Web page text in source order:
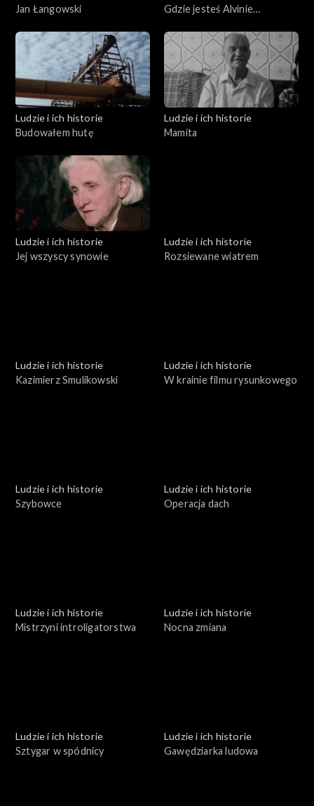
Jan Łangowski
Gdzie jesteś Alvinie
Ludzie i ich historie
Budowałem hutę
Ludzie i ich historie
Mamita
Ludzie i ich historie
Jej wszyscy synowie
Ludzie i ich historie
Rozsiewane wiatrem
Ludzie i ich historie
Kazimierz Smulikowski
Ludzie i ich historie
W krainie filmu rysunkowego
Ludzie i ich historie
Szybowce
Ludzie i ich historie
Operacja dach
Ludzie i ich historie
Mistrzyni introligatorstwa
Ludzie i ich historie
Nocna zmiana
Ludzie i ich historie
Sztygar w spódnicy
Ludzie i ich historie
Gawędziarka ludowa